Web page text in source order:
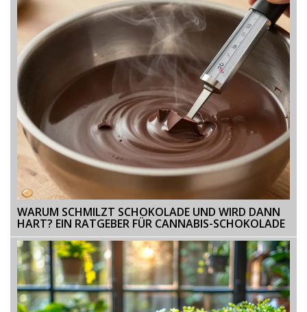
WARUM SCHMILZT SCHOKOLADE UND WIRD DANN
HART? EIN RATGEBER FÜR CANNABIS-SCHOKOLADE